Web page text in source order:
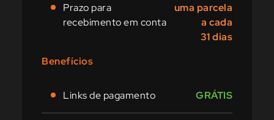
Prazo para
recebimento em conta
uma parcela
a cada
31 dias
Benefícios
Links de pagamento GRÁTIS